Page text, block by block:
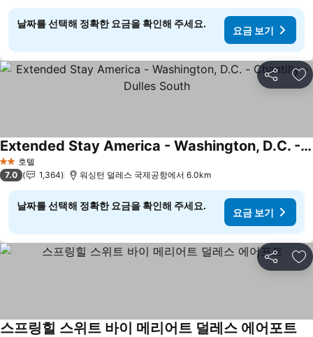
날짜를 선택해 정확한 요금을 확인해 주세요.
요금 보기
공유 즐
2 성급호텔
Extended Stay America - Washington, D.C. - Chantilly - Dulles South
7.0 1,364 워싱턴 덜레스 국제공항에서 6.0km
날짜를 선택해 정확한 요금을 확인해 주세요.
요금 보기
공유 즐
스프링힐 스위트 바이 메리어트 덜레스 에어포트